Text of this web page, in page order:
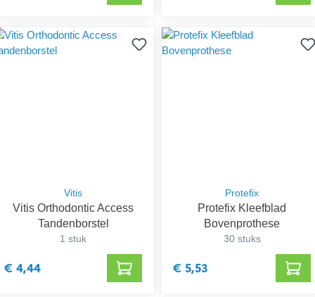
Vitis
Vitis Orthodontic Access
Tandenborstel
1 stuk
€ 4,44
Protefix
Protefix Kleefblad
Bovenprothese
30 stuks
€ 5,53